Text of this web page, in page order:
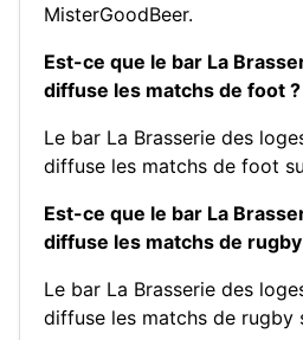
MisterGoodBeer.
Est-ce que le bar La
diffuse les matchs de foot ?
Le bar La Brasserie des
diffuse les matchs de foot
Est-ce que le bar La
diffuse les matchs de
Le bar La Brasserie des
diffuse les matchs de rugby